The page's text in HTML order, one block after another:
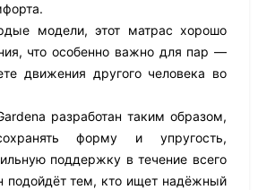
модели, этот матрас хорошо
что особенно важно для пар —
движения другого человека во
разработан таким образом,
форму и упругость,
поддержку в течение всего
тем, кто ищет надёжный